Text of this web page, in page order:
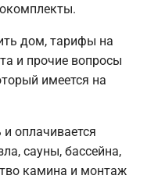
дом, тарифы на
и прочие вопросы
имеется на
оплачивается
сауны, бассейна,
камина и монтаж